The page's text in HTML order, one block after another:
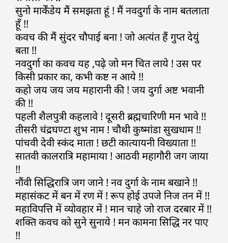
सुनो मार्केंडेय मैं समझता हूं ! मैं नवदुर्गा के नाम बतलाता
हूँ !!
कवच की मैं सुंदर चौपाई बना ! जो अत्यंत हैं गुप्त देयुं
बता !!
नवदुर्गा का कवच यह ,पढ़े जो मन चित लाये ! उस पर
किसी प्रकार का, कभी कष्ट न आये !!
कहो जय जय जय महारानी की ! जय दुर्गा अष्ट भवानी
की !!
पहली शैलपुत्री कहलावे ! दूसरी ब्रह्मचारिणी मन भावे !!
तीसरी चंद्रघण्टा शुभ नाम ! चौथी कुष्मांडा सुखधाम !!
पांचवी देवी स्कंद माता ! छटी कात्यायनी विख्याता !!
सातवी कालरात्रि महामाया ! आठवी महागौरी जग जाया
!!
नौंवी सिद्धिरात्रि जग जाने ! नव दुर्गा के नाम बखाने !!
महासंकट में बन में रण में ! रूप होई उपजे निज तन में !!
महाविपत्ति में व्योवहार में ! मान चाहे जो राज दरबार में !!
शक्ति कवच को सुने सुनाये ! मन कामना सिद्धि नर पाए
!!